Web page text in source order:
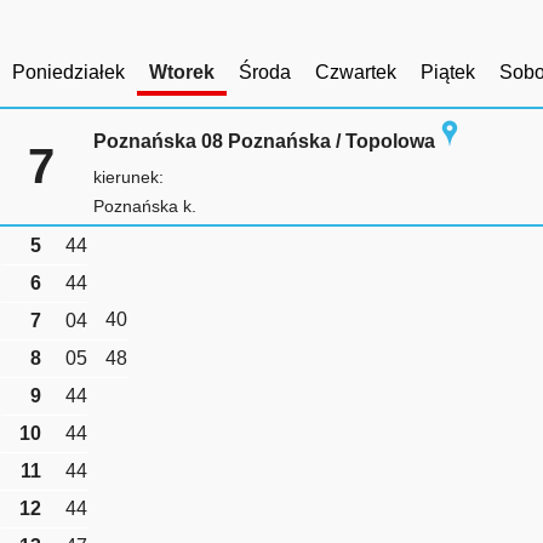
Poniedziałek Wtorek Środa Czwartek Piątek
7 Poznańska 08 Poznańska / Topolowa
kierunek:
Poznańska k.
5
44
6
44
7
04
40
8
05
48
9
44
10
44
11
44
12
44